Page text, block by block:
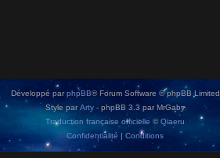
Développé parphpBB® Forum Software © phpBB Limited
Style par Arty - phpBB 3.3 par MrGaby
Traduction française officielle ©Qiaeru
Confidentialité | Conditions